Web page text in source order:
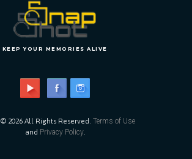
KEEP YOUR MEMORIES ALIVE
© 2026 All Rights Reserved. Terms of Use
and Privacy Policy.